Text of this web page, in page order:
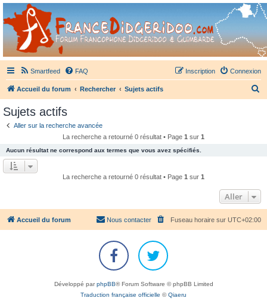
France Didgeridoo
Didgeridoo et Guimbarde sur France Didgeridoo - retrouvez la communauté.
Smartfeed FAQ Connexion
Inscription
Accueil du forum Rechercher Sujets actifs
h
e
r
Sujets actifs
Aller sur la recherche avancée
La recherche a retourné 0 résultat • Page 1 sur 1
Aucun résultat ne correspond aux termes que vous avez spécifiés.
La recherche a retourné 0 résultat • Page 1 sur 1
Aller
Accueil du forum Fuseau horaire sur UTC+02:00
Nous contacter
Développé parphpBB® Forum Software © phpBB Limited
Traduction française officielle ©Qiaeru